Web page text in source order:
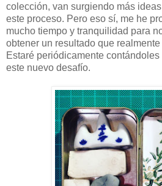
colección, van surgiendo más
este proceso. Pero eso sí, me he
mucho tiempo y tranquilidad para
obtener un resultado que
Estaré periódicamente
este nuevo desafío.